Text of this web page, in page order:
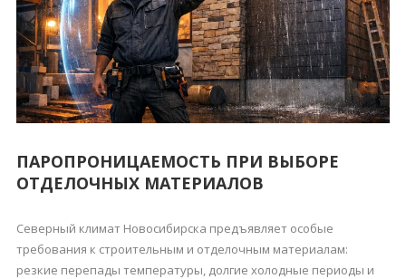
ПАРОПРОНИЦАЕМОСТЬ ПРИ ВЫБОРЕ
ОТДЕЛОЧНЫХ МАТЕРИАЛОВ
Северный климат Новосибирска предъявляет особые
требования к строительным и отделочным материалам:
резкие перепады температуры, долгие холодные периоды и